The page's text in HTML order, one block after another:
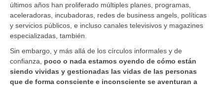
últimos años han proliferado múltiples planes, programas,
aceleradoras, incubadoras, redes de business angels, políticas
y servicios públicos, e incluso canales televisivos y magazines
especializadas, también.
Sin embargo, y más allá de los círculos informales y de
confianza,
poco o nada estamos oyendo de cómo están
siendo vividas y gestionadas las vidas de las personas
que de forma consciente e inconsciente se aventuran a